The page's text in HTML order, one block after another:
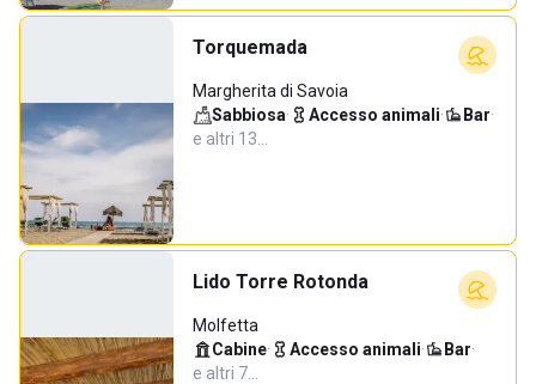
Torquemada
Margherita di Savoia
Sabbiosa· Accesso animali· Bar·
e altri 13…
Lido Torre Rotonda
Molfetta
Cabine· Accesso animali· Bar·
e altri 7…